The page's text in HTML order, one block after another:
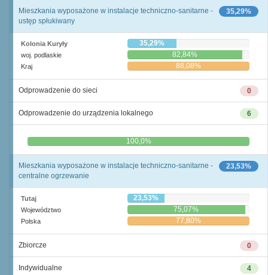
35,29%
Mieszkania wyposażone w instalacje techniczno-sanitarne -
ustęp spłukiwany
Kolonia Kuryły 35,29%
woj. podlaskie 82,84%
Kraj 88,08%
0
Odprowadzenie do sieci
6
Odprowadzenie do urządzenia lokalnego
0,0% 100,0%
23,53%
Mieszkania wyposażone w instalacje techniczno-sanitarne -
centralne ogrzewanie
Tutaj 23,53%
Województwo 75,07%
Polska 77,80%
0
Zbiorcze
4
Indywidualne